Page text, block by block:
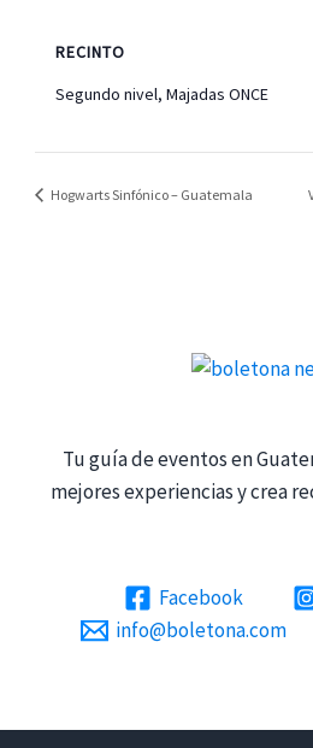
RECINTO
Segundo nivel, Majadas ONCE
Hogwarts Sinfónico – Guatemala
Tu guía de eventos en
mejores experiencias y crea
Facebook
info@boletona.com